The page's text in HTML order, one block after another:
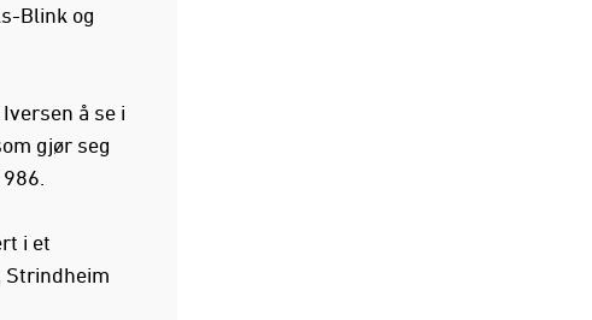
Blink og
å se i
gjør seg
i et
Strindheim